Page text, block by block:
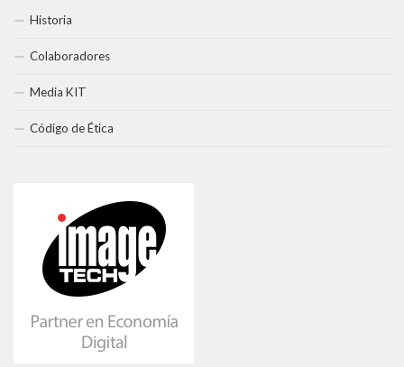
Historia
Colaboradores
Media KIT
Código de Ética